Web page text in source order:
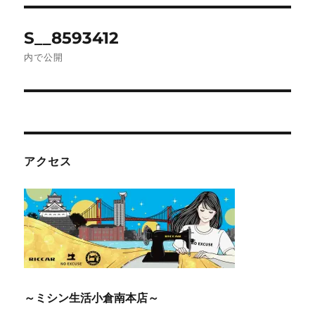
稿
ゲ
ー
シ
ョ
ン
S__8593412
内で公開
アクセス
～ミシン生活小倉南本店～